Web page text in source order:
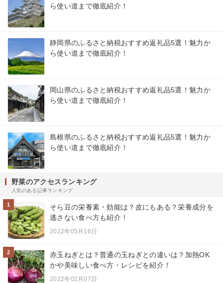
ら使い道まで徹底紹介！
静岡県のふるさと納税おすすめ返礼品5選！魅力か
ら使い道まで徹底紹介！
岡山県のふるさと納税おすすめ返礼品5選！魅力か
ら使い道まで徹底紹介！
島根県のふるさと納税おすすめ返礼品5選！魅力か
ら使い道まで徹底紹介！
野菜のアクセスランキング
人気のある記事ランキング
1
そら豆の栄養素・効能は？皮にもある？栄養成分を
逃さない食べ方も紹介！
2022年05月16日
2
赤玉ねぎとは？普通の玉ねぎとの違いは？加熱OK
かや美味しい食べ方・レシピを紹介！
2022年02月07日